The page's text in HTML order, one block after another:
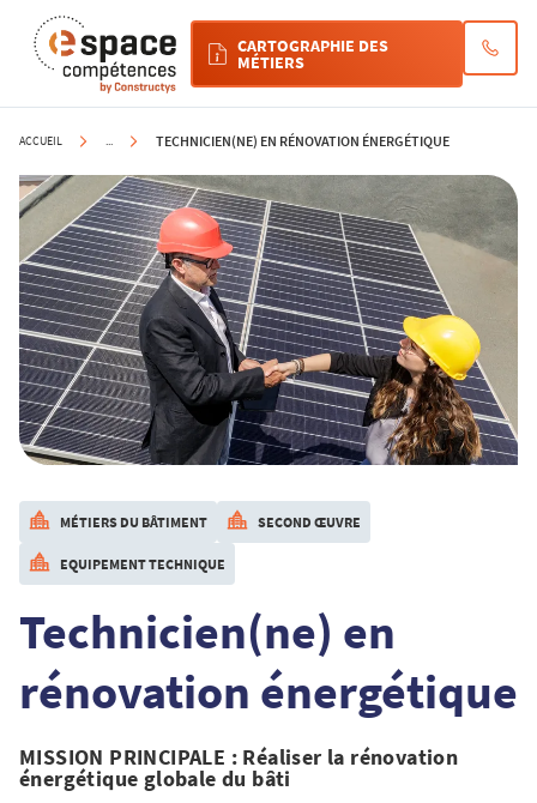
CARTOGRAPHIE DES
MÉTIERS
ACCUEIL ... TECHNICIEN(NE) EN RÉNOVATION ÉNERGÉTIQUE
MÉTIERS DU BÂTIMENT SECOND ŒUVRE
EQUIPEMENT TECHNIQUE
Technicien(ne) en
rénovation énergétique
MISSION PRINCIPALE : Réaliser la rénovation
énergétique globale du bâti